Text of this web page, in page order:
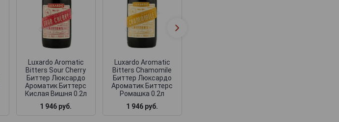
Luxardo Aromatic
Bitters Sour Cherry
Биттер Люксардо
Ароматик Биттерс
Кислая Вишня 0.2л
1 946 руб.
Luxardo Aromatic
Bitters Chamomile
Биттер Люксардо
Ароматик Биттерс
Ромашка 0.2л
1 946 руб.